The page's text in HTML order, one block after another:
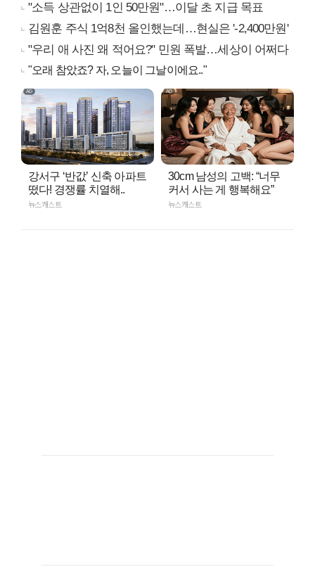
"소득 상관없이 1인 50만원"…이달 초 지급 목표
김원훈 주식 1억8천 올인했는데…현실은 '-2,400만원'
"우리 애 사진 왜 적어요?" 민원 폭발…세상이 어쩌다
"오래 참았죠? 자, 오늘이 그날이에요.."
강서구 ‘반값’ 신축 아파트
떴다! 경쟁률 치열해..
뉴스캐스트
30cm 남성의 고백: “너무
커서 사는 게 행복해요”
뉴스캐스트